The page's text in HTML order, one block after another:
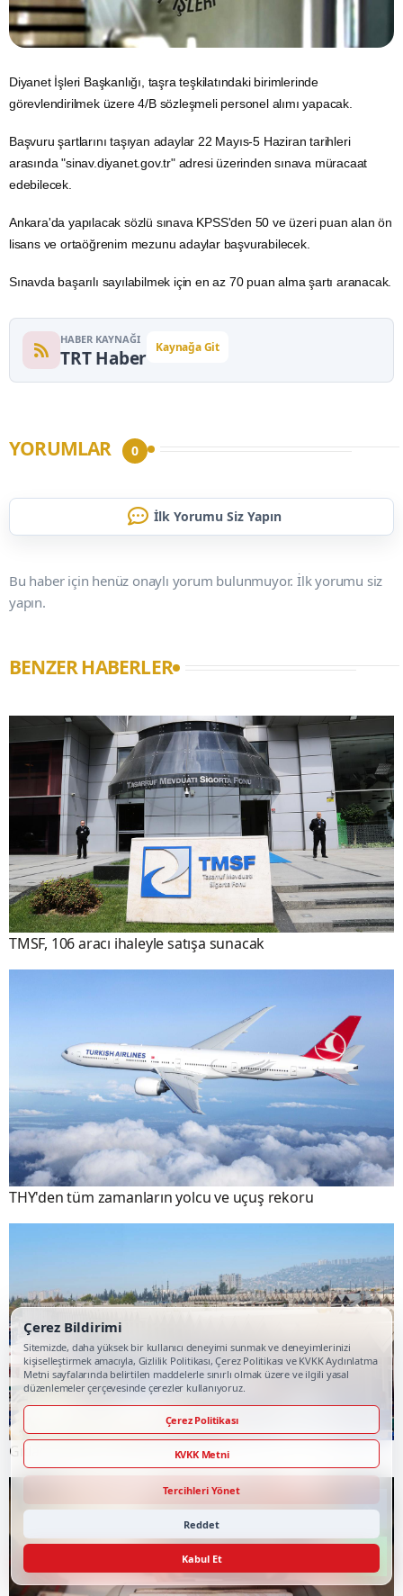
Diyanet İşleri Başkanlığı, taşra teşkilatındaki birimlerinde
görevlendirilmek üzere 4/B sözleşmeli personel alımı yapacak.
Başvuru şartlarını taşıyan adaylar 22 Mayıs-5 Haziran tarihleri
arasında "sinav.diyanet.gov.tr" adresi üzerinden sınava müracaat
edebilecek.
Ankara'da yapılacak sözlü sınava KPSS'den 50 ve üzeri puan alan ön
lisans ve ortaöğrenim mezunu adaylar başvurabilecek.
Sınavda başarılı sayılabilmek için en az 70 puan alma şartı aranacak.
HABER KAYNAĞI
TRT Haber Kaynağa Git
YORUMLAR 0
İlk Yorumu Siz Yapın
Bu haber için henüz onaylı yorum bulunmuyor. İlk yorumu siz
yapın.
BENZER HABERLER
TMSF, 106 aracı ihaleyle satışa sunacak
THY'den tüm zamanların yolcu ve uçuş rekoru
Gıdada Fiyatlar Aşağı Çekilemiyor
Çerez Bildirimi
Sitemizde, daha yüksek bir kullanıcı deneyimi sunmak ve deneyimlerinizi
kişiselleştirmek amacıyla, Gizlilik Politikası, Çerez Politikası ve KVKK Aydınlatma
Metni sayfalarında belirtilen maddelerle sınırlı olmak üzere ve ilgili yasal
düzenlemeler çerçevesinde çerezler kullanıyoruz.
Çerez Politikası
KVKK Metni
Tercihleri Yönet
Reddet
Kabul Et